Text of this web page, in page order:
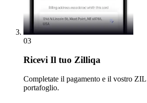
03
Ricevi Il tuo Zilliqa
Completate il pagamento e il vostro
portafoglio.